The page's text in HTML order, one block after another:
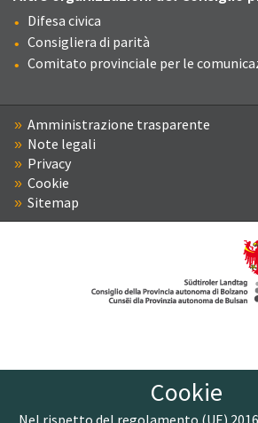
Difesa civica
Consigliera di parità
Comitato provinciale per le
Amministrazione trasparente
Note legali
Privacy
Cookie
Sitemap
Cookie
Nel rispetto del regolamento (UE)